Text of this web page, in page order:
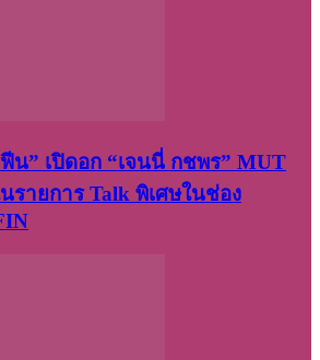
น” เปิดอก “เจนนี่ กชพร” MUT
รายการ Talk พิเศษในช่อง